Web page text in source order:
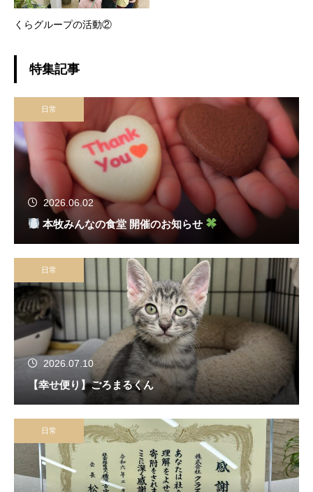
くらグループの活動②
特集記事
日常
2026.06.02
本牧みんなの食堂 開催のお知らせ
日常
2026.07.10
【幸せ便り】ごろまるくん
日常